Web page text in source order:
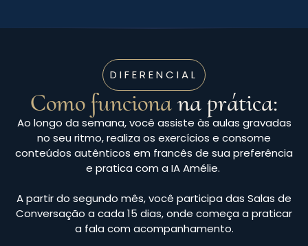
DIFERENCIAL
Como funcionana prática:
Ao longo da semana, você assiste às aulas gravadas
no seu ritmo, realiza os exercícios e consome
conteúdos autênticos em francês de sua preferência
e pratica com a IA Amélie.
A partir do segundo mês, você participa das Salas de
Conversação a cada 15 dias, onde começa a praticar
a fala com acompanhamento.